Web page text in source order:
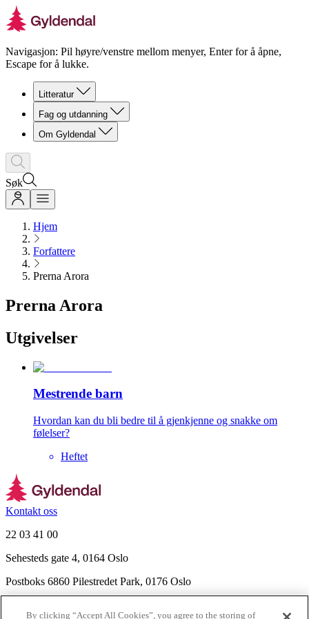
Navigasjon: Pil høyre/venstre mellom menyer, Enter for å åpne,
Escape for å lukke.
Litteratur
Fag og utdanning
Om Gyldendal
Søk
Hjem
Forfattere
Prerna Arora
Prerna Arora
Utgivelser
Mestrende barn
Hvordan kan du bli bedre til å gjenkjenne og snakke om
følelser?
Heftet
Kontakt oss
22 03 41 00
Sehesteds gate 4, 0164 Oslo
Postboks 6860 Pilestredet Park, 0176 Oslo
By clicking “Accept All Cookies”, you agree to the storing of